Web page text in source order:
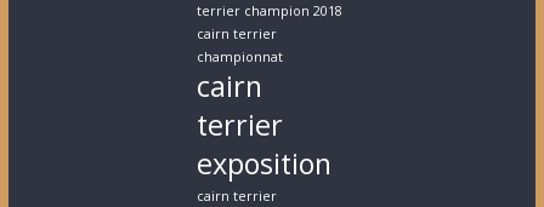
terrier champion 2018
cairn terrier
championnat
cairn
terrier
exposition
cairn terrier